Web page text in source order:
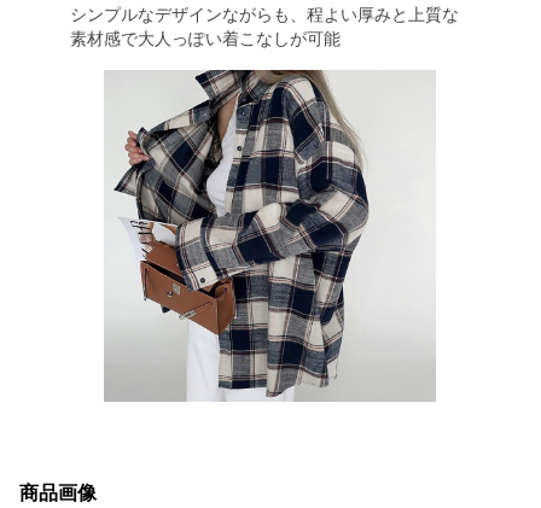
シンプルなデザインながらも、程よい厚みと上質な
素材感で大人っぽい着こなしが可能
商品画像